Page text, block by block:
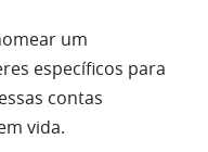
um
específicos para
contas
vida.